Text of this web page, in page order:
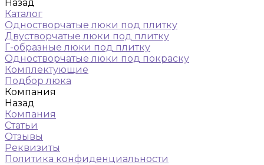
Назад
Каталог
Одностворчатые люки под плитку
Двустворчатые люки под плитку
Г-образные люки под плитку
Одностворчатые люки под покраску
Комплектующие
Подбор люка
Компания
Назад
Компания
Статьи
Отзывы
Реквизиты
Политика конфиденциальности